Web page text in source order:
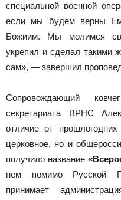
специальной военной
если мы будем верны
Божиим. Мы молимся
укрепил и сделал такими
сам», — завершил
Сопровождающий
секретариата ВРНС
отличие от
церковное, но и
получило название
нем помимо Русской
принимает